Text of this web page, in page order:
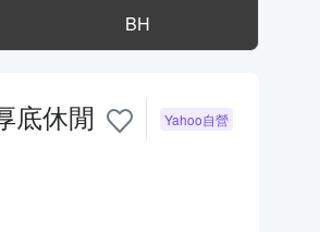
BH
底休閒
Yahoo自營